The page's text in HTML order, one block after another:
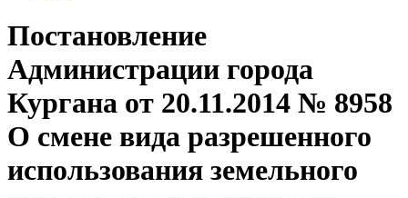
Постановление
Администрации города
Кургана от 20.11.2014 № 8958
О смене вида разрешенного
использования земельного